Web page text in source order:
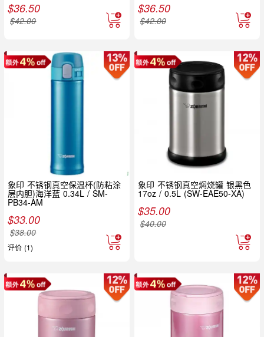
$36.50
$42.00
$36.50
$42.00
象印 不锈钢真空保温杯(防粘涂
层内胆)海洋蓝 0.34L / SM-
PB34-AM
$33.00
$38.00
评价 (1)
象印 不锈钢真空焖烧罐 银黑色
17oz / 0.5L (SW-EAE50-XA)
$35.00
$40.00